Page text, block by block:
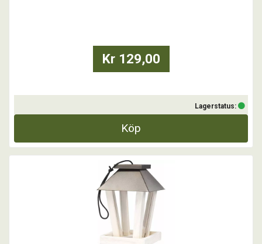
Kr 129,00
Lagerstatus:
Köp